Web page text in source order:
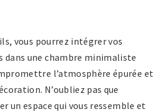
vous pourrez intégrer vos
dans une chambre minimaliste
l’atmosphère épurée et
N’oubliez pas que
un espace qui vous ressemble et